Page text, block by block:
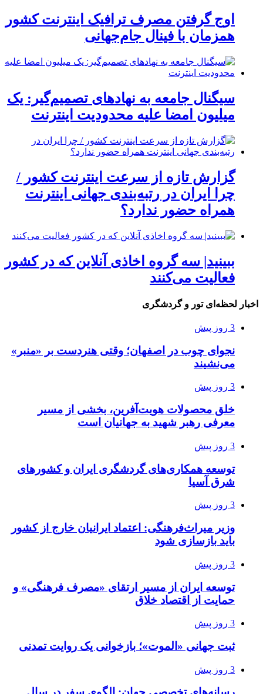
اوج گرفتن مصرف ترافیک اینترنت کشور
همزمان با فینال جام‌جهانی
سیگنال جامعه به نهادهای تصمیم‌گیر: یک
میلیون امضا علیه محدودیت اینترنت
گزارش تازه از سرعت اینترنت کشور /
چرا ایران در رتبه‌بندی جهانی اینترنت
همراه حضور ندارد؟
ببینید| سه گروه اخاذی آنلاین که در کشور
فعالیت می‌کنند
اخبار لحظه‌ای تور و گردشگری
3 روز پیش
نجوای چوب در اصفهان؛ وقتی هنردست بر «منبر»
می‌نشیند
3 روز پیش
خلق محصولات هویت‌آفرین، بخشی از مسیر
معرفی رهبر شهید به جهانیان است
3 روز پیش
توسعه همکاری‌های گردشگری ایران و کشورهای
شرق آسیا
3 روز پیش
وزیر میراث‌فرهنگی: اعتماد ایرانیان خارج از کشور
باید بازسازی شود
3 روز پیش
توسعه ایران از مسیر ارتقای «مصرف فرهنگی» و
حمایت از اقتصاد خلاق
3 روز پیش
ثبت جهانی «الموت»؛ بازخوانی یک روایت تمدنی
3 روز پیش